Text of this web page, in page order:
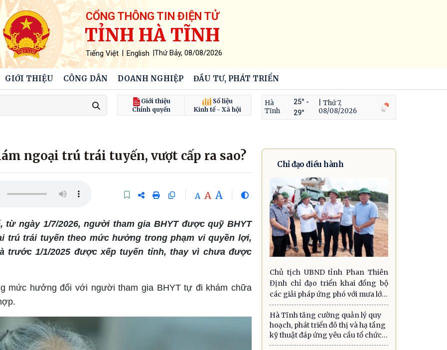
CỔNG THÔNG TIN ĐIỆN TỬ
TỈNH HÀ TĨNH
Tiếng Việt | English |Thứ Bảy, 08/08/2026
GIỚI THIỆU CÔNG DÂN DOANH NGHIỆP ĐẦU TƯ, PHÁT TRIỂN
Giới thiệu
Chính quyền
Số liệu
Kinh tế - Xã hội
Hà
Tĩnh
25° -
29°
| Thứ 7,
08/08/2026
ngoại trú trái tuyến, vượt cấp ra sao?
A A A
từ ngày 1/7/2026, người tham gia BHYT được quỹ BHYT
trú trái tuyến theo mức hưởng trong phạm vi quyền lợi,
trước 1/1/2025 được xếp tuyến tỉnh, thay vì chưa được
mức hưởng đối với người tham gia BHYT tự đi khám chữa
Chỉ đạo điều hành
Chủ tịch UBND tỉnh Phan Thiên
Định chỉ đạo triển khai đồng bộ
các giải pháp ứng phó với mưa lớn,
lũ quét, sạt lở đất và gió mạnh trên
biển
Hà Tĩnh tăng cường quản lý quy
hoạch, phát triển đô thị và hạ tầng
kỹ thuật đáp ứng yêu cầu tổ chức
chính quyền địa phương hai cấp